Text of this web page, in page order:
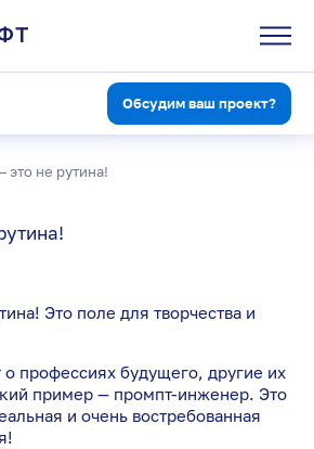
Обсудим ваш проект?
это не рутина!
Это поле для творчества и
о профессиях будущего, другие их
пример — промпт-инженер. Это
и очень востребованная